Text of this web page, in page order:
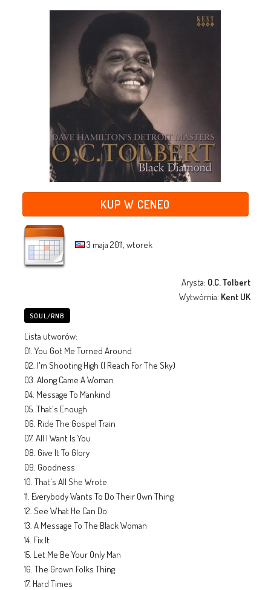
KUP W CENEO
3 maja 2011, wtorek
Arysta: O.C. Tolbert
Wytwórnia: Kent UK
SOUL/RNB
Lista utworów:
01. You Got Me Turned Around
02. I'm Shooting High (I Reach For The Sky)
03. Along Came A Woman
04. Message To Mankind
05. That's Enough
06. Ride The Gospel Train
07. All I Want Is You
08. Give It To Glory
09. Goodness
10. That's All She Wrote
11. Everybody Wants To Do Their Own Thing
12. See What He Can Do
13. A Message To The Black Woman
14. Fix It
15. Let Me Be Your Only Man
16. The Grown Folks Thing
17. Hard Times